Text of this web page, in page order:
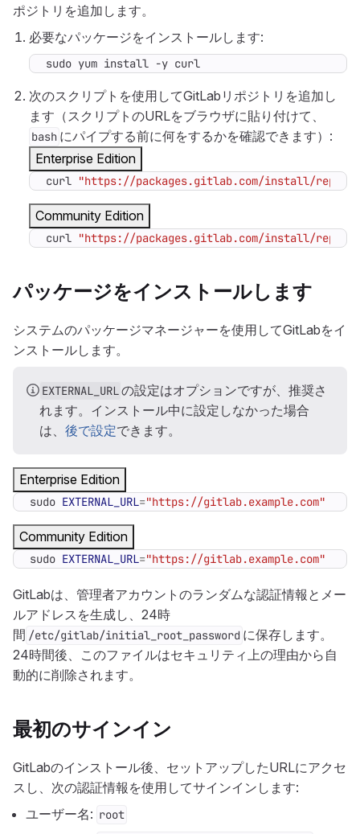
ポジトリを追加します。
必要なパッケージをインストールします:
sudo yum install -y curl
次のスクリプトを使用してGitLabリポジトリを追加し
ます（スクリプトのURLをブラウザに貼り付けて、
bash にパイプする前に何をするかを確認できます）:
Enterprise Edition
curl "https://packages.gitlab.com/install/
Community Edition
curl "https://packages.gitlab.com/install/
パッケージをインストールします
システムのパッケージマネージャーを使用してGitLabをイ
ンストールします。
EXTERNAL_URLの設定はオプションですが、推奨さ
れます。インストール中に設定しなかった場合
は、 後で設定できます。
Enterprise Edition
sudo EXTERNAL_URL="https://gitlab.example.com"
Community Edition
sudo EXTERNAL_URL="https://gitlab.example.com"
GitLabは、管理者アカウントのランダムな認証情報とメー
ルアドレスを生成し、24時
間 /etc/gitlab/initial_root_password に保存します。
24時間後、このファイルはセキュリティ上の理由から自
動的に削除されます。
最初のサインイン
GitLabのインストール後、セットアップしたURLにアクセ
スし、次の認証情報を使用してサインインします:
ユーザー名: root